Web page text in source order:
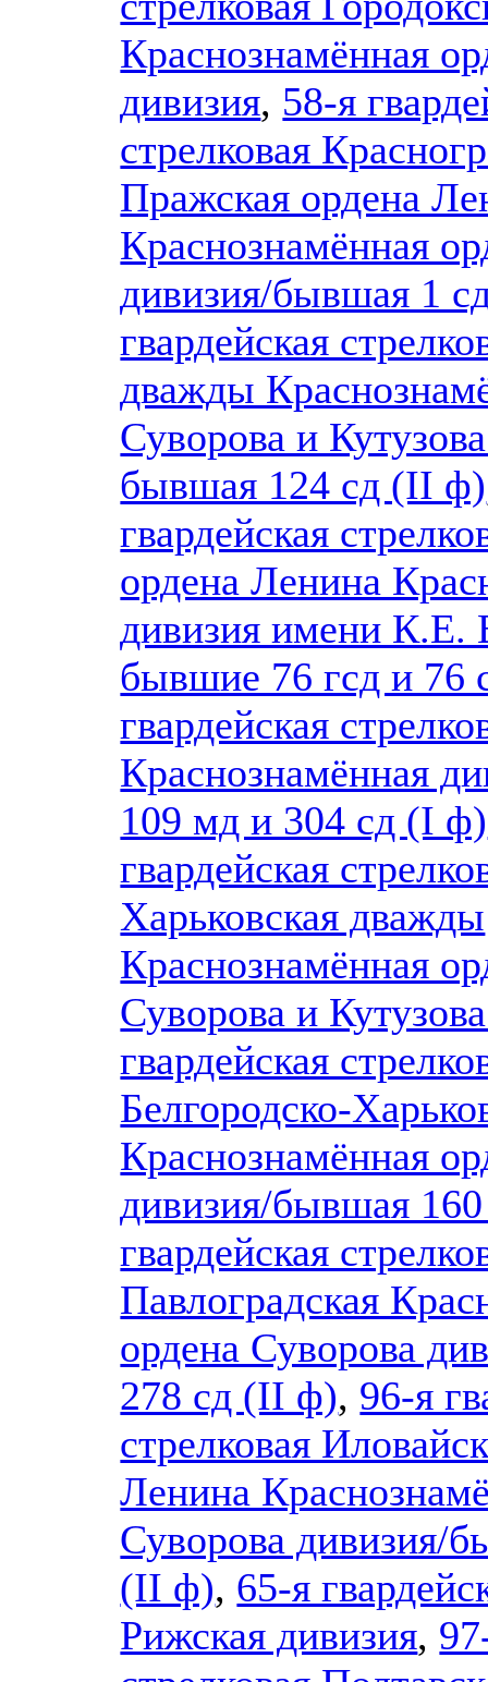
Краснознамённая
дивизия, 58-я
стрелковая
Пражская ордена
Краснознамённая
дивизия/бывшая 1
гвардейская
дважды
Суворова и
бывшая 124 сд (II ф)
гвардейская
ордена Ленина
дивизия имени К.Е.
бывшие 76 гсд и 76
гвардейская
Краснознамённая
109 мд и 304 сд (I ф)
гвардейская
Харьковская дважды
Краснознамённая
Суворова и
гвардейская
Белгородско-
Краснознамённая
дивизия/бывшая
гвардейская
Павлоградская
ордена Суворова
278 сд (II ф), 96-я
стрелковая
Ленина
Суворова дивизия/
(II ф), 65-я
Рижская дивизия,